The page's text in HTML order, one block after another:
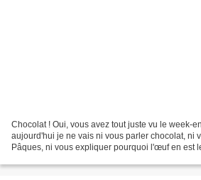
Chocolat ! Oui, vous avez tout juste vu le week-
aujourd'hui je ne vais ni vous parler chocolat, ni
Pâques, ni vous expliquer pourquoi l'œuf en est